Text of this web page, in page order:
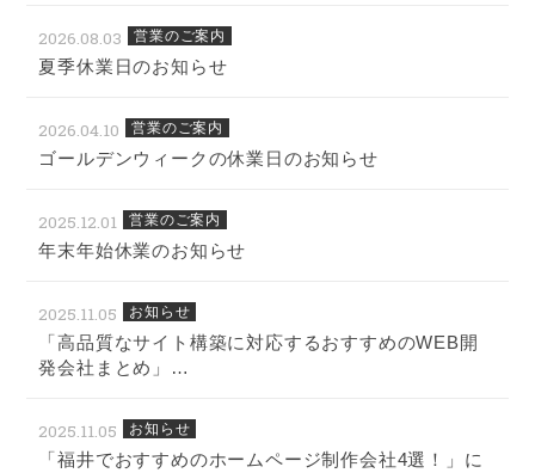
2026.08.03 営業のご案内
夏季休業日のお知らせ
2026.04.10 営業のご案内
ゴールデンウィークの休業日のお知らせ
2025.12.01 営業のご案内
年末年始休業のお知らせ
2025.11.05 お知らせ
「高品質なサイト構築に対応するおすすめのWEB開
発会社まとめ」…
2025.11.05 お知らせ
「福井でおすすめのホームページ制作会社4選！」に